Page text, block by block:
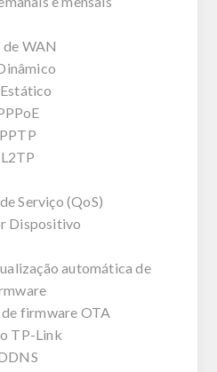
de WAN
PPTP
L2TP
Serviço (QoS)
Dispositivo
automática de
firmware OTA
TP-Link